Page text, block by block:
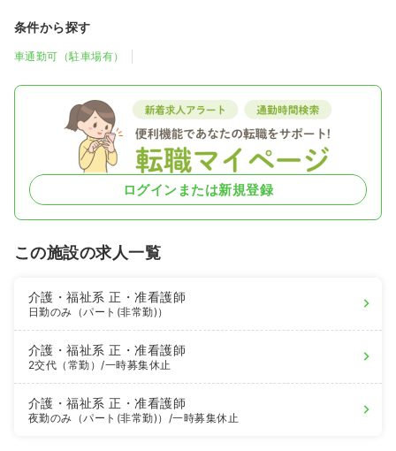
条件から探す
車通勤可（駐車場有）
ログインまたは新規登録
この施設の求人一覧
介護・福祉系正・准看護師
日勤のみ（パート(非常勤)）
介護・福祉系正・准看護師
2交代（常勤） /一時募集休止
介護・福祉系正・准看護師
夜勤のみ（パート(非常勤)） /一時募集休止